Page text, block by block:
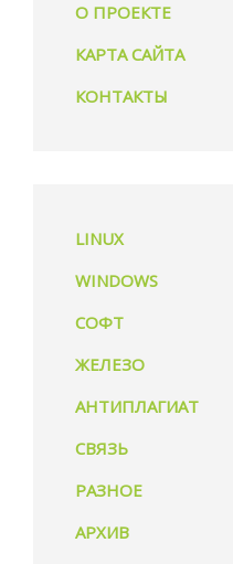
О ПРОЕКТЕ
КАРТА САЙТА
КОНТАКТЫ
LINUX
WINDOWS
СОФТ
ЖЕЛЕЗО
АНТИПЛАГИАТ
СВЯЗЬ
РАЗНОЕ
АРХИВ